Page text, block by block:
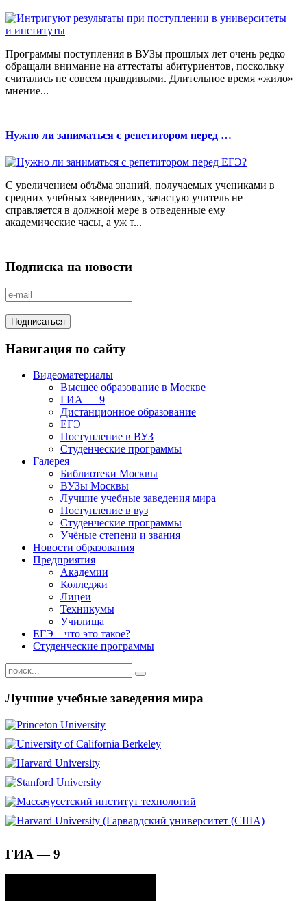
Программы поступления в ВУЗы прошлых лет очень редко
обращали внимание на аттестаты абитуриентов, поскольку
считались не совсем правдивыми. Длительное время «жило»
мнение...
Нужно ли заниматься с репетитором перед …
С увеличением объёма знаний, получаемых учениками в
средних учебных заведениях, зачастую учитель не
справляется в должной мере в отведенные ему
академические часы, а уж т...
Подписка на новости
Навигация по сайту
Видеоматериалы
Высшее образование в Москве
ГИА — 9
Дистанционное образование
ЕГЭ
Поступление в ВУЗ
Студенческие программы
Галерея
Библиотеки Москвы
ВУЗы Москвы
Лучшие учебные заведения мира
Поступление в вуз
Студенческие программы
Учёные степени и звания
Новости образования
Предприятия
Академии
Колледжи
Лицеи
Техникумы
Училища
ЕГЭ – что это такое?
Студенческие программы
Лучшие учебные заведения мира
ГИА — 9